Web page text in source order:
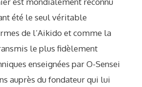
été le seul véritable
de l’Aikido et comme la
le plus fidèlement
enseignées par O-Sensei
auprès du fondateur qui lui